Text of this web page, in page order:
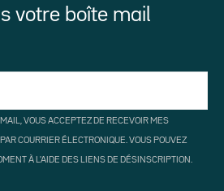
votre boîte mail
VOUS ACCEPTEZ DE RECEVOIR MES
COURRIER ÉLECTRONIQUE. VOUS POUVEZ
À L'AIDE DES LIENS DE DÉSINSCRIPTION.